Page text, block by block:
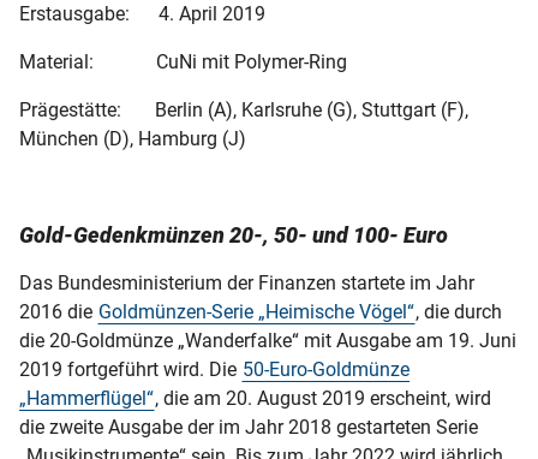
Erstausgabe: 4. April 2019
Material: CuNi mit Polymer-Ring
Prägestätte: Berlin (A), Karlsruhe (G), Stuttgart (F),
München (D), Hamburg (J)
Gold-Gedenkmünzen 20-, 50- und 100- Euro
Das Bundesministerium der Finanzen startete im Jahr
2016 die Goldmünzen-Serie „Heimische Vögel“, die durch
die 20-Goldmünze „Wanderfalke“ mit Ausgabe am 19. Juni
2019 fortgeführt wird. Die 50-Euro-Goldmünze
„Hammerflügel“, die am 20. August 2019 erscheint, wird
die zweite Ausgabe der im Jahr 2018 gestarteten Serie